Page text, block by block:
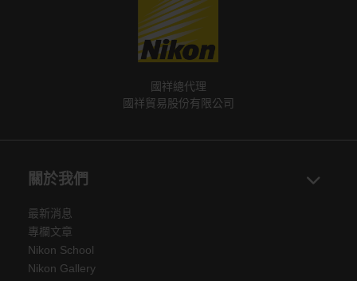
國祥總代理
國祥貿易股份有限公司
關於我們
最新消息
專欄文章
Nikon School
Nikon Gallery